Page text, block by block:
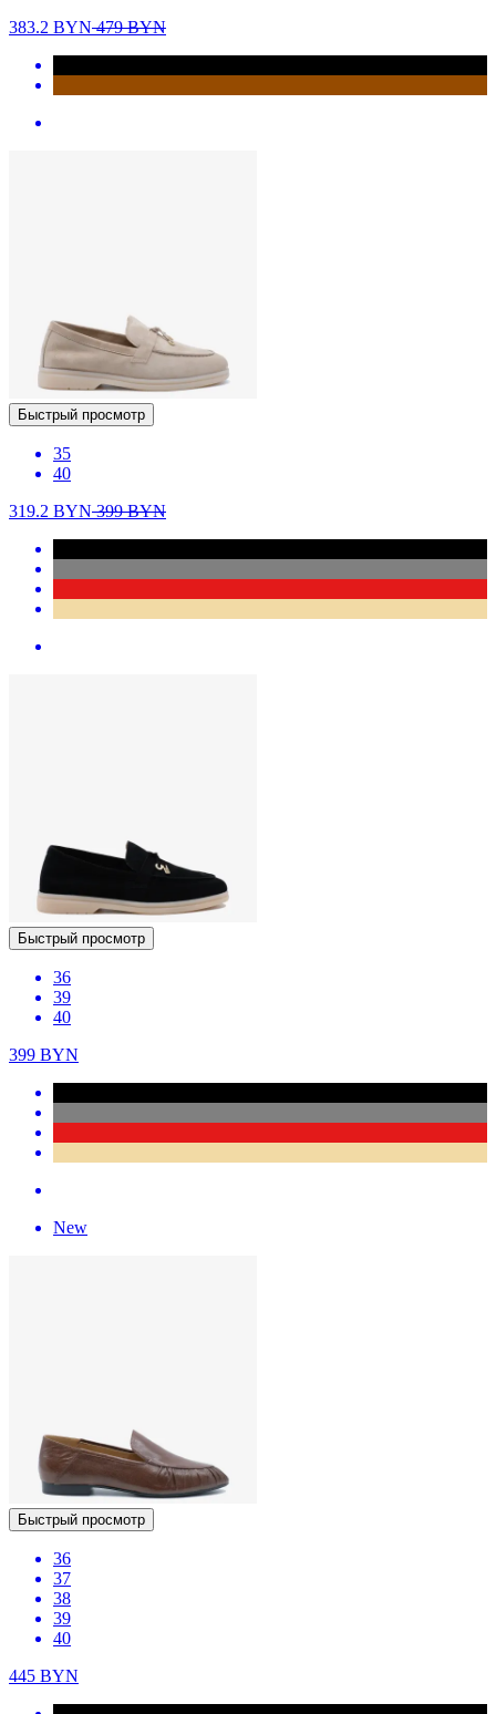
383.2 BYN479BYN
Быстрый просмотр
35
40
319.2 BYN399BYN
Быстрый просмотр
36
39
40
399 BYN
New
Быстрый просмотр
36
37
38
39
40
445 BYN